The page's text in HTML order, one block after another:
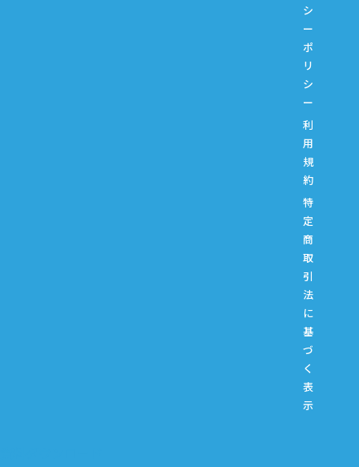
シ
ー
ポ
リ
シ
ー
利
用
規
約
特
定
商
取
引
法
に
基
づ
く
表
示